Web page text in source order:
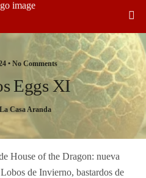
• No Comments
Eggs XI
Casa Aranda
House of the Dragon: nueva
de Invierno, bastardos de